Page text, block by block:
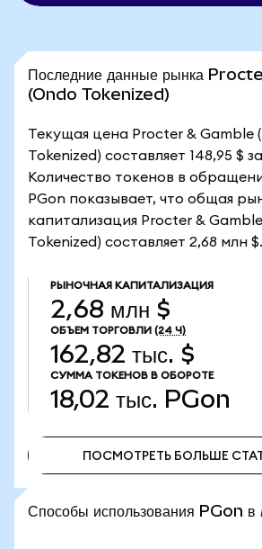
Последние данные рынка
(Ondo Tokenized)
Текущая цена Procter & Gamble
Tokenized) составляет 148,95 $
Количество токенов в
PGon показывает, что общая
капитализация Procter &
Tokenized) составляет 2,68 млн $.
РЫНОЧНАЯ КАПИТАЛИЗАЦИЯ
2,68 млн $
ОБЪЕМ ТОРГОВЛИ (24 Ч)
162,82 тыс. $
СУММА ТОКЕНОВ В ОБОРОТЕ
18,02 тыс. PGon
ПОСМОТРЕТЬ БОЛЬШЕ
Способы использования PGon